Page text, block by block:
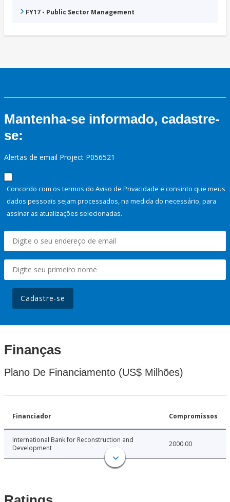
FY17 - Public Sector Management
Mantenha-se informado, cadastre-
se:
Alertas de email Project P056521
Concordo com os termos do Aviso de Privacidade e consinto que meus
dados pessoais sejam processados, na medida do necessário, para
assinar as atualizações selecionadas.
Cadastre-se
Finanças
Plano De Financiamento (US$ Milhões)
Financiador Compromissos
International Bank for Reconstruction and
Development
2000.00